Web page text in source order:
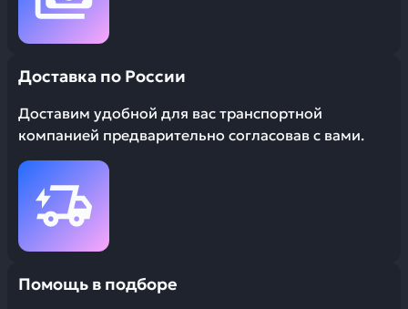
Доставка по России
Доставим удобной для вас транспортной
компанией предварительно согласовав с вами.
Помощь в подборе